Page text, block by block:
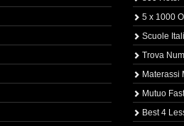
5 x 1000
Scuole
Trova
Materassi
Mutuo Fast
Best 4